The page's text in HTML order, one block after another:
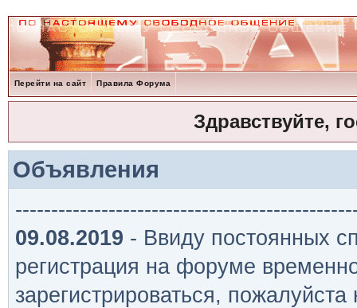
Перейти на сайт Правила Форума
Здравствуйте,
Объявления
09.08.2019 - Ввиду постоянных
регистрация на форуме
зарегистрироваться,